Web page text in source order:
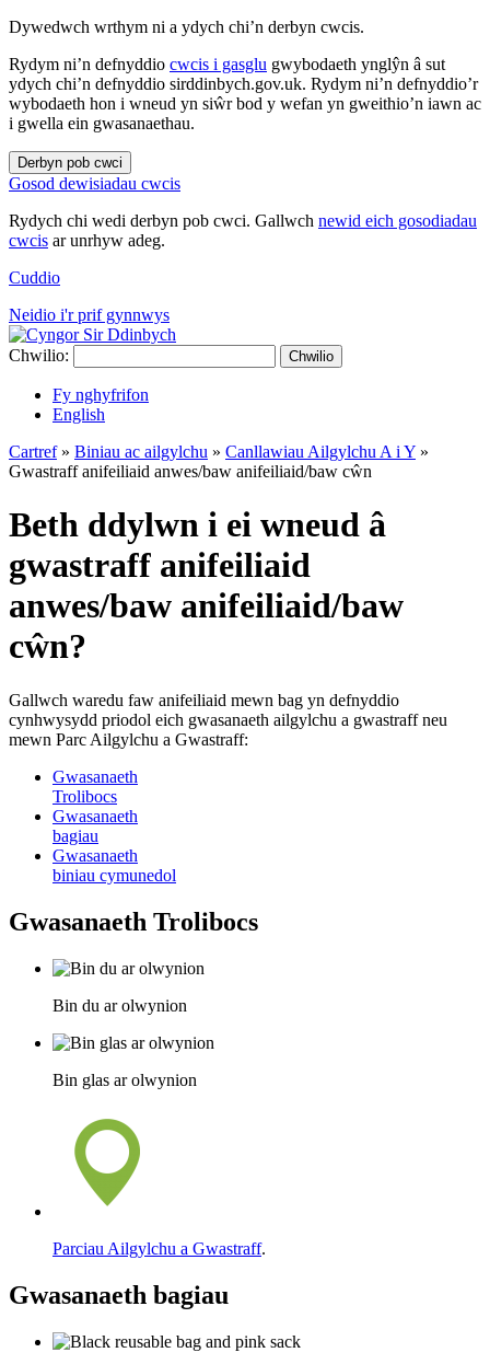
Dywedwch wrthym ni a ydych chi’n derbyn cwcis.
Rydym ni’n defnyddio cwcis i gasglu gwybodaeth ynglŷn â sut
ydych chi’n defnyddio sirddinbych.gov.uk. Rydym ni’n defnyddio’r
wybodaeth hon i wneud yn siŵr bod y wefan yn gweithio’n iawn ac
i gwella ein gwasanaethau.
Derbyn pob cwci
Gosod dewisiadau cwcis
Rydych chi wedi derbyn pob cwci. Gallwch newid eich gosodiadau
cwcis ar unrhyw adeg.
Cuddio
Neidio i'r prif gynnwys
Chwilio: Chwilio
Fy nghyfrifon
English
Cartref» Biniau ac ailgylchu » Canllawiau Ailgylchu A i Y »
Gwastraff anifeiliaid anwes/baw anifeiliaid/baw cŵn
Beth ddylwn i ei wneud â
gwastraff anifeiliaid
anwes/baw anifeiliaid/baw
cŵn?
Gallwch waredu faw anifeiliaid mewn bag yn defnyddio
cynhwysydd priodol eich gwasanaeth ailgylchu a gwastraff neu
mewn Parc Ailgylchu a Gwastraff:
Gwasanaeth
Trolibocs
Gwasanaeth
bagiau
Gwasanaeth
biniau cymunedol
Gwasanaeth Trolibocs
Bin du ar olwynion
Bin glas ar olwynion
Parciau Ailgylchu a Gwastraff.
Gwasanaeth bagiau